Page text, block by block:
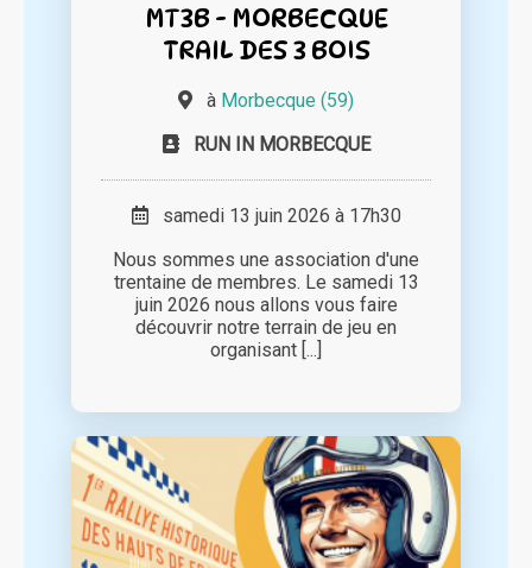
MT3B - MORBECQUE
TRAIL DES 3 BOIS
à Morbecque (59)
RUN IN MORBECQUE
samedi 13 juin 2026 à 17h30
Nous sommes une association d'une
trentaine de membres. Le samedi 13
juin 2026 nous allons vous faire
découvrir notre terrain de jeu en
organisant [...]